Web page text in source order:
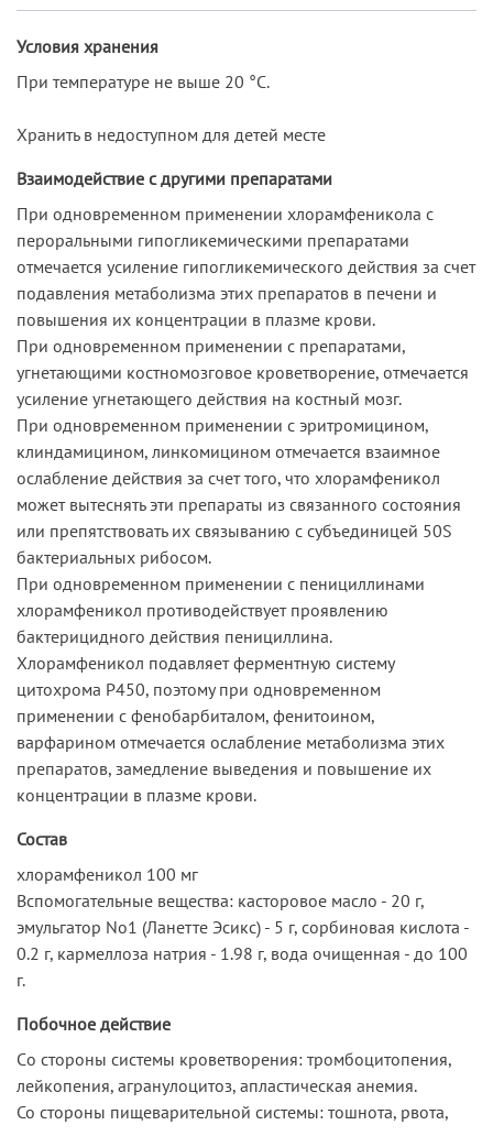
Условия хранения
При температуре не выше 20 °С.
Хранить в недоступном для детей месте
Взаимодействие с другими препаратами
При одновременном применении хлорамфеникола с
пероральными гипогликемическими препаратами
отмечается усиление гипогликемического действия за счет
подавления метаболизма этих препаратов в печени и
повышения их концентрации в плазме крови.
При одновременном применении с препаратами,
угнетающими костномозговое кроветворение, отмечается
усиление угнетающего действия на костный мозг.
При одновременном применении с эритромицином,
клиндамицином, линкомицином отмечается взаимное
ослабление действия за счет того, что хлорамфеникол
может вытеснять эти препараты из связанного состояния
или препятствовать их связыванию с субъединицей 50S
бактериальных рибосом.
При одновременном применении с пенициллинами
хлорамфеникол противодействует проявлению
бактерицидного действия пенициллина.
Хлорамфеникол подавляет ферментную систему
цитохрома Р450, поэтому при одновременном
применении с фенобарбиталом, фенитоином,
варфарином отмечается ослабление метаболизма этих
препаратов, замедление выведения и повышение их
концентрации в плазме крови.
Состав
хлорамфеникол 100 мг
Вспомогательные вещества: касторовое масло - 20 г,
эмульгатор No1 (Ланетте Эсикс) - 5 г, сорбиновая кислота -
0.2 г, кармеллоза натрия - 1.98 г, вода очищенная - до 100
г.
Побочное действие
Cо стороны системы кроветворения: тромбоцитопения,
лейкопения, агранулоцитоз, апластическая анемия.
Со стороны пищеварительной системы: тошнота, рвота,